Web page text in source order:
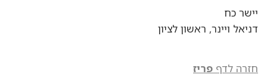
יישר כח
דניאל ויינר, ראשון לציון
חזרה לדף פריז